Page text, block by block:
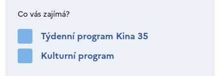
Co vás zajímá?
Týdenní program Kina 35
Kulturní program